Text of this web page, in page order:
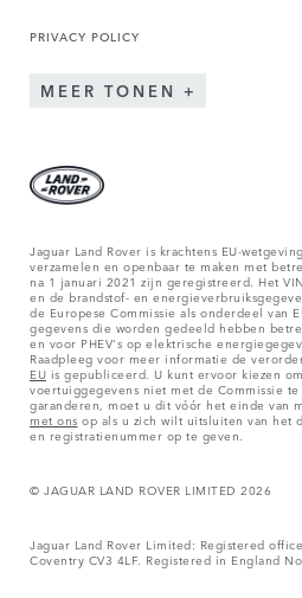
PRIVACY POLICY
MEER TONEN
Jaguar Land Rover is krachtens EU-
verzamelen en openbaar te maken met
na 1 januari 2021 zijn geregistreerd. Het
en de brandstof- en
de Europese Commissie als onderdeel van
gegevens die worden gedeeld hebben
en voor PHEV's op elektrische
Raadpleeg voor meer informatie de
EU is gepubliceerd. U kunt ervoor kiezen
voertuiggegevens niet met de Commissie
garanderen, moet u dit vóór het einde van
met ons op als u zich wilt uitsluiten van het
en registratienummer op te geven.
© JAGUAR LAND ROVER LIMITED 2026
Jaguar Land Rover Limited: Registered
Coventry CV3 4LF. Registered in England